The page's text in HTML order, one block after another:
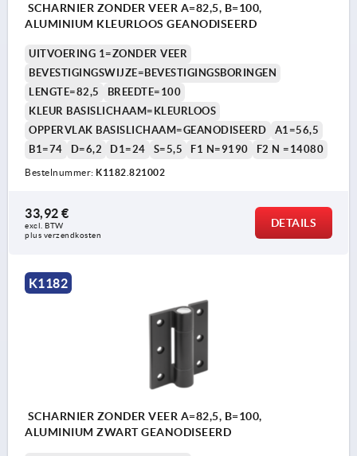
SCHARNIER ZONDER VEER A=82,5, B=100,
ALUMINIUM KLEURLOOS GEANODISEERD
UITVOERING 1=ZONDER VEER
BEVESTIGINGSWIJZE=BEVESTIGINGSBORINGEN
LENGTE=82,5
BREEDTE=100
KLEUR BASISLICHAAM=KLEURLOOS
OPPERVLAK BASISLICHAAM=GEANODISEERD
A1=56,5
B1=74
D=6,2 D1=24 S=5,5 F1 N=9190 F2 N =14080
Bestelnummer: K1182.821002
33,92 €
excl. BTW
plus verzendkosten
DETAILS
K1182
SCHARNIER ZONDER VEER A=82,5, B=100,
ALUMINIUM ZWART GEANODISEERD